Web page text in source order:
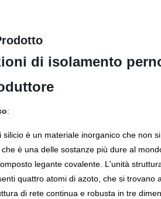
di isolamento
:
silicio è un materiale inorganico che non
è una delle sostanze più dure al
legante covalente. L'unità
quattro atomi di azoto, che si
di rete continua e robusta in tre